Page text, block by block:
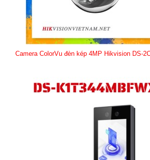
Camera ColorVu đèn kép 4MP Hikvision DS-